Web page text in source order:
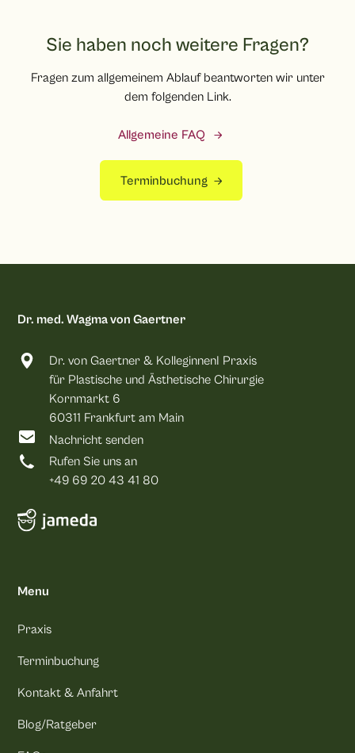
nach Milliliter kalkuliert.
Sie haben noch weitere Fragen?
Fragen zum allgemeinem Ablauf beantworten wir unter
dem folgenden Link.
Allgemeine FAQ
Terminbuchung
Dr. med. Wagma von Gaertner
Dr. von Gaertner & KolleginnenI Praxis
für Plastische und Ästhetische Chirurgie
Kornmarkt 6
60311 Frankfurt am Main
Nachricht senden
Rufen Sie uns an
+49 69 20 43 41 80
Menu
Praxis
Terminbuchung
Kontakt & Anfahrt
Blog/Ratgeber